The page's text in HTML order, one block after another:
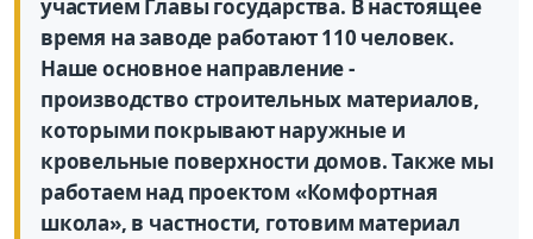
участием Главы государства. В настоящее
время на заводе работают 110 человек.
Наше основное направление -
производство строительных материалов,
которыми покрывают наружные и
кровельные поверхности домов. Также мы
работаем над проектом «Комфортная
школа», в частности, готовим материал